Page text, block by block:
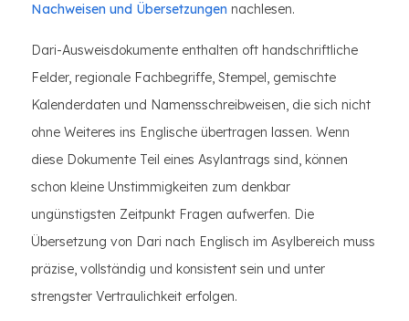
Nachweisen und Übersetzungen nachlesen.
Dari-Ausweisdokumente enthalten oft handschriftliche
Felder, regionale Fachbegriffe, Stempel, gemischte
Kalenderdaten und Namensschreibweisen, die sich nicht
ohne Weiteres ins Englische übertragen lassen. Wenn
diese Dokumente Teil eines Asylantrags sind, können
schon kleine Unstimmigkeiten zum denkbar
ungünstigsten Zeitpunkt Fragen aufwerfen. Die
Übersetzung von Dari nach Englisch im Asylbereich muss
präzise, ​​vollständig und konsistent sein und unter
strengster Vertraulichkeit erfolgen.